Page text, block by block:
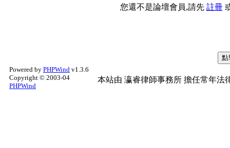
您還不是論壇會員,請先 註冊
Powered by PHPWind v1.3.6
Copyright © 2003-04
PHPWind
本站由 瀛睿律師事務所 擔任常年法